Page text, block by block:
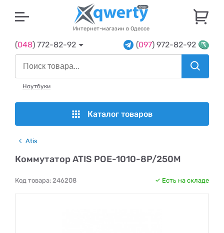
Интернет-магазин в Одессе
(048) 772-82-92 (097) 972-82-92
Ноутбуки
Каталог товаров
Atis
Коммутатор ATIS POE-1010-8P/250M
Код товара: 246208 Есть на складе